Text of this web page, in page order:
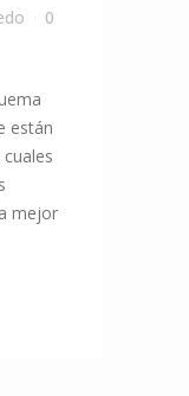
0
están
mejor